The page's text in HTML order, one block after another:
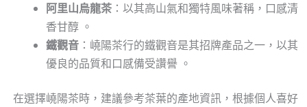
阿里山烏龍茶：以其高山氣和獨特風味著稱，口感清
香甘醇 。
鐵觀音：嶢陽茶行的鐵觀音是其招牌產品之一，以其
優良的品質和口感備受讚譽 。
在選擇嶢陽茶時，建議參考茶葉的產地資訊，根據個人喜好